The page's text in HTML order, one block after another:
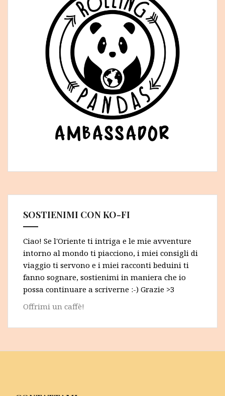
SOSTIENIMI CON KO-FI
Ciao! Se l'Oriente ti intriga e le mie avventure
intorno al mondo ti piacciono, i miei consigli di
viaggio ti servono e i miei racconti beduini ti
fanno sognare, sostienimi in maniera che io
possa continuare a scriverne :-) Grazie >3
Offrimi un caffè!